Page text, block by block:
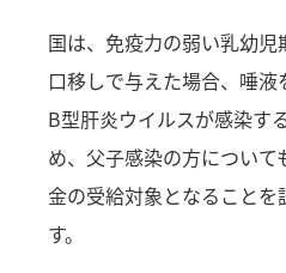
国は、免疫力の弱い乳幼
口移しで与えた場合、唾
B型肝炎ウイルスが感染す
め、父子感染の方につい
金の受給対象となること
す。